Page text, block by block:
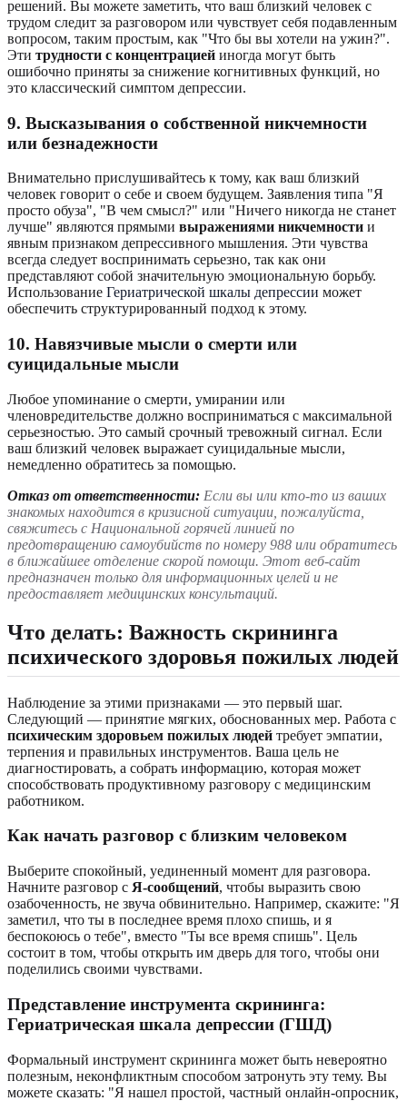
решений. Вы можете заметить, что ваш близкий человек с
трудом следит за разговором или чувствует себя подавленным
вопросом, таким простым, как "Что бы вы хотели на ужин?".
Эти трудности с концентрацией иногда могут быть
ошибочно приняты за снижение когнитивных функций, но
это классический симптом депрессии.
9. Высказывания о собственной никчемности
или безнадежности
Внимательно прислушивайтесь к тому, как ваш близкий
человек говорит о себе и своем будущем. Заявления типа "Я
просто обуза", "В чем смысл?" или "Ничего никогда не станет
лучше" являются прямыми выражениями никчемности и
явным признаком депрессивного мышления. Эти чувства
всегда следует воспринимать серьезно, так как они
представляют собой значительную эмоциональную борьбу.
Использование Гериатрической шкалы депрессии может
обеспечить структурированный подход к этому.
10. Навязчивые мысли о смерти или
суицидальные мысли
Любое упоминание о смерти, умирании или
членовредительстве должно восприниматься с максимальной
серьезностью. Это самый срочный тревожный сигнал. Если
ваш близкий человек выражает суицидальные мысли,
немедленно обратитесь за помощью.
Отказ от ответственности: Если вы или кто-то из ваших
знакомых находится в кризисной ситуации, пожалуйста,
свяжитесь с Национальной горячей линией по
предотвращению самоубийств по номеру 988 или обратитесь
в ближайшее отделение скорой помощи. Этот веб-сайт
предназначен только для информационных целей и не
предоставляет медицинских консультаций.
Что делать: Важность скрининга
психического здоровья пожилых людей
Наблюдение за этими признаками — это первый шаг.
Следующий — принятие мягких, обоснованных мер. Работа с
психическим здоровьем пожилых людей требует эмпатии,
терпения и правильных инструментов. Ваша цель не
диагностировать, а собрать информацию, которая может
способствовать продуктивному разговору с медицинским
работником.
Как начать разговор с близким человеком
Выберите спокойный, уединенный момент для разговора.
Начните разговор с Я-сообщений, чтобы выразить свою
озабоченность, не звуча обвинительно. Например, скажите: "Я
заметил, что ты в последнее время плохо спишь, и я
беспокоюсь о тебе", вместо "Ты все время спишь". Цель
состоит в том, чтобы открыть им дверь для того, чтобы они
поделились своими чувствами.
Представление инструмента скрининга:
Гериатрическая шкала депрессии (ГШД)
Формальный инструмент скрининга может быть невероятно
полезным, неконфликтным способом затронуть эту тему. Вы
можете сказать: "Я нашел простой, частный онлайн-опросник,